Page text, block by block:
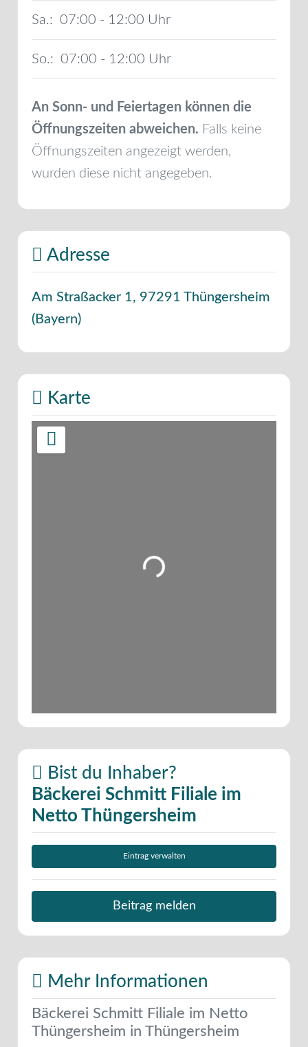
Sa.: 07:00 - 12:00
So.: 07:00 - 12:00
An Sonn- und Feiertagen können die
Öffnungszeiten abweichen. Falls keine
Öffnungszeiten angezeigt werden,
wurden diese nicht angegeben.
Adresse
Am Straßacker 1, 97291 Thüngersheim
(Bayern)
Karte
Wird geladen …
Bist du Inhaber?
Bäckerei Schmitt Filiale im
Netto Thüngersheim
Eintrag verwalten
Beitrag melden
Mehr Informationen
Bäckerei Schmitt Filiale im Netto
Thüngersheim in Thüngersheim